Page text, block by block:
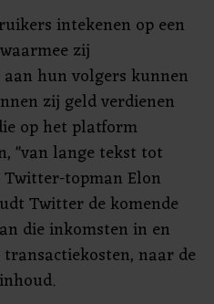
intekenen op een
zij
hun volgers kunnen
zij geld verdienen
op het platform
"van lange tekst tot
topman Elon
Twitter de komende
die inkomsten in en
naar de